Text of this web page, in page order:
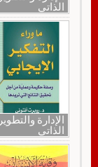
الذاتي
الإدارة والتطوير
الذاتي